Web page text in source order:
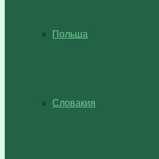
Польша
Словакия